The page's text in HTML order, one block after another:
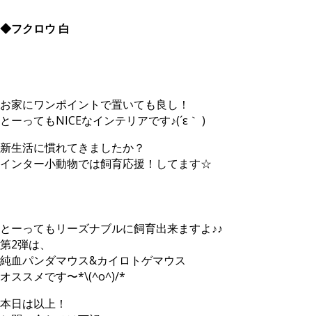
◆フクロウ 白
お家にワンポイントで置いても良し！
とーってもNICEなインテリアです♪(´ε｀ )
新生活に慣れてきましたか？
インター小動物では飼育応援！してます☆
とーってもリーズナブルに飼育出来ますよ♪♪
第2弾は、
純血パンダマウス&カイロトゲマウス
オススメです〜*\(^o^)/*
本日は以上！